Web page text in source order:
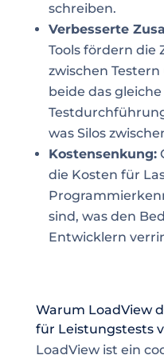
schreiben.
Verbesserte
Tools fördern die
zwischen
beide das gleiche
was Silos
Kostensenkung:
die Kosten für
sind, was den
Entwicklern
Warum LoadView
für Leistungstests
LoadView ist ein